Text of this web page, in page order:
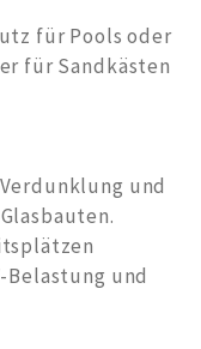
für Pools oder
für Sandkästen
und
und